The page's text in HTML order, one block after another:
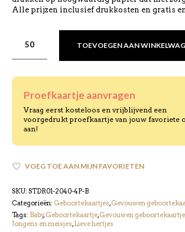
Alle prijzen inclusief drukkosten en gratis
TOEVOEGEN AAN
Proefkaartje aanvragen
Vraag eerst kosteloos en vrijblijvend een
voorgedrukt proefkaartje van jouw favoriete
aan!
VOEG TOE AAN MIJN FAVORIETEN
SKU: STDR01-2040-4P-B
Categorieën: Geboortekaartjes,Gevouwen
Tags: Baby, Geboortekaartje,Gevouwen geboortekaartje
Jongens en meisjes,Lieve hertjes